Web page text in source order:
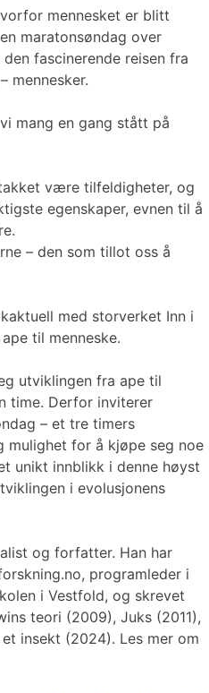
mennesket er blitt
maratonsøndag over
fascinerende reisen fra
mennesker.
mang en gang stått på
være tilfeldigheter, og
egenskaper, evnen til å
– den som tillot oss å
med storverket Inn i
til menneske.
utviklingen fra ape til
time. Derfor inviterer
– et tre timers
mulighet for å kjøpe seg noe
unikt innblikk i denne høyst
i evolusjonens
og forfatter. Han har
programleder i
i Vestfold, og skrevet
teori (2009), Juks (2011),
insekt (2024). Les mer om